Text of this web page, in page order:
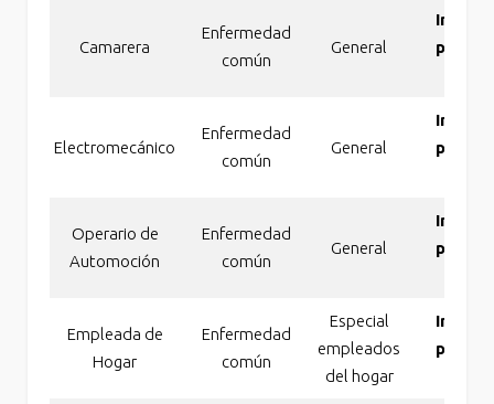
Camarera
Enfermedad
común
General
Electromecánico
Enfermedad
común
General
Operario de
Automoción
Enfermedad
común
General
Empleada de
Hogar
Enfermedad
común
Especial
empleados
del hogar